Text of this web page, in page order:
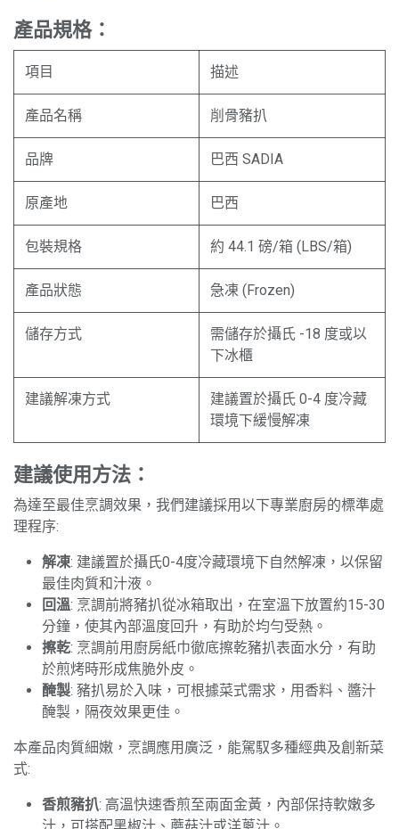
產品規格：
項目 描述
產品名稱 削骨豬扒
品牌 巴西 SADIA
原產地 巴西
包裝規格 約 44.1 磅/箱 (LBS/箱)
產品狀態 急凍 (Frozen)
儲存方式
需儲存於攝氏 -18 度或以
下冰櫃
建議解凍方式
建議置於攝氏 0-4 度冷藏
環境下緩慢解凍
建議使用方法：
為達至最佳烹調效果，我們建議採用以下專業廚房的標準處
理程序:
解凍: 建議置於攝氏0-4度冷藏環境下自然解凍，以保留
最佳肉質和汁液。
回溫: 烹調前將豬扒從冰箱取出，在室溫下放置約15-30
分鐘，使其內部溫度回升，有助於均勻受熱。
擦乾: 烹調前用廚房紙巾徹底擦乾豬扒表面水分，有助
於煎烤時形成焦脆外皮。
醃製: 豬扒易於入味，可根據菜式需求，用香料、醬汁
醃製，隔夜效果更佳。
本產品肉質細嫩，烹調應用廣泛，能駕馭多種經典及創新菜
式:
香煎豬扒: 高溫快速香煎至兩面金黃，內部保持軟嫩多